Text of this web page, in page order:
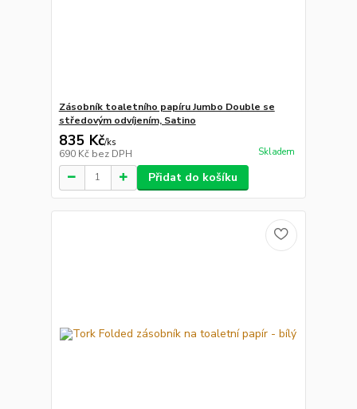
Zásobník toaletního papíru Jumbo Double se
středovým odvíjením, Satino
835 Kč/ks
690 Kč bez DPH Skladem
Přidat do košíku